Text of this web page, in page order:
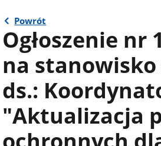
Powrót
Ogłoszenie nr
na
ds.:
"Aktualizacja